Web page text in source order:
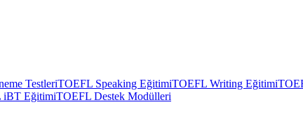
TestleriTOEFL Speaking EğitimiTOEFL Writing Eğitimi
iBT EğitimiTOEFL Destek Modülleri